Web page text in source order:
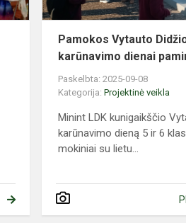
Pamokos Vytauto
karūnavimo dienai
Paskelbta: 2025-09-08
Kategorija:Projektinė veikla
Minint LDK kunigaikščio
karūnavimo dieną 5 ir 6
mokiniai su lietu...